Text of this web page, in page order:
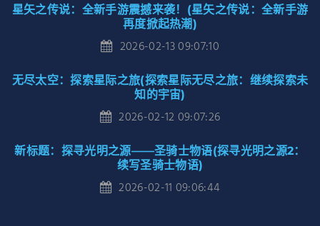
星矢之传说：全新手游震撼来袭！(星矢之传说：全新手游
再度掀起热潮)
2026-02-13 09:07:10
无尽太空：探索星际之旅(探索星际无尽之旅：继续探索未
知的宇宙)
2026-02-12 09:07:26
新标题：探寻光明之源——圣骑士物语(探寻光明之源2：
续写圣骑士物语)
2026-02-11 09:06:44